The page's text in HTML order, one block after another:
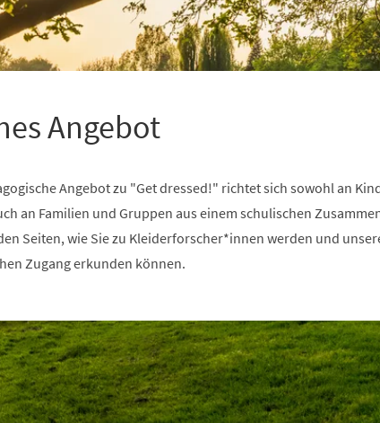
Angebot
Angebot zu "Get dressed!" richtet sich sowohl an
an Familien und Gruppen aus einem schulischen
Seiten, wie Sie zu Kleiderforscher*innen werden und
Zugang erkunden können.